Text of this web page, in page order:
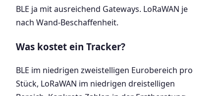
BLE ja mit ausreichend Gateways. LoRaWAN je
nach Wand-Beschaffenheit.
Was kostet ein Tracker?
BLE im niedrigen zweistelligen Eurobereich pro
Stück, LoRaWAN im niedrigen dreistelligen